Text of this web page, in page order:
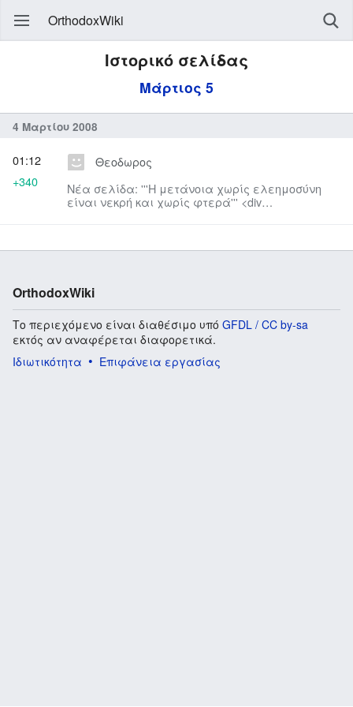
OrthodoxWiki
Ιστορικό σελίδας
Μάρτιος 5
4 Μαρτίου 2008
Θεοδωρος
Νέα σελίδα: '''Η μετάνοια χωρίς ελεημοσύνη
είναι νεκρή και χωρίς φτερά''' <div
01:12
+340
OrthodoxWiki
Το περιεχόμενο είναι διαθέσιμο υπό GFDL / CC by-sa
εκτός αν αναφέρεται διαφορετικά.
Ιδιωτικότητα
Επιφάνεια εργασίας